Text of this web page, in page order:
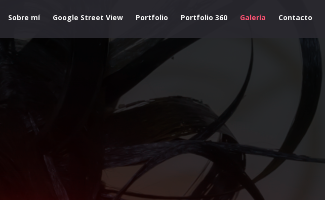
Sobre mí Google Street View Portfolio Portfolio 360 Galería Contacto